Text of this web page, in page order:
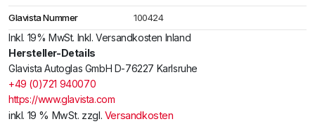
Glavista Nummer 100424
Inkl. 19% MwSt. Inkl. Versandkosten Inland
Hersteller-Details
Glavista Autoglas GmbH D-76227 Karlsruhe
+49 (0)721 940070
https://www.glavista.com
inkl. 19 % MwSt. zzgl. Versandkosten